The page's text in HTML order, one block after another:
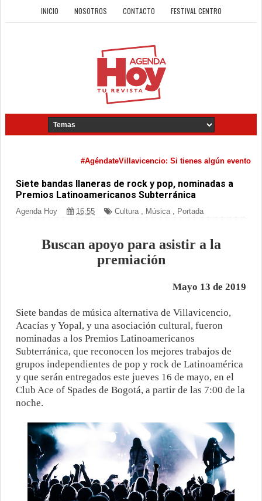
INICIO NOSOTROS CONTACTO FESTIVAL CENTRO
#AgéndateVillavicencio: Si tienes algún evento
Siete bandas llaneras de rock y pop, nominadas a
Premios Latinoamericanos Subterránica
Agenda Hoy 16:55 Cultura Música Portada
Buscan apoyo para asistir a la
premiación
Mayo 13 de 2019
Siete bandas de música alternativa de Villavicencio,
Acacías y Yopal, y una asociación cultural, fueron
nominadas a los Premios Latinoamericanos
Subterránica, que reconocen los mejores trabajos de
grupos independientes de pop y rock de Latinoamérica
y que serán entregados este jueves 16 de mayo, en el
Club Ace of Spades de Bogotá, a partir de las 7:00 de la
noche.